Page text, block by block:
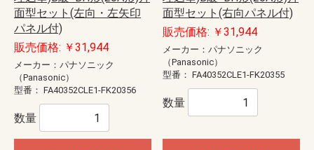
面型セット(左向・左矢印
パネル付)
販売価格: ￥31,944
メーカー：パナソニック
（Panasonic）
型番： FA40352CLE1-FK20356
数量
面型セット(右向パネル付)
販売価格: ￥31,944
メーカー：パナソニック
（Panasonic）
型番： FA40352CLE1-FK20355
数量